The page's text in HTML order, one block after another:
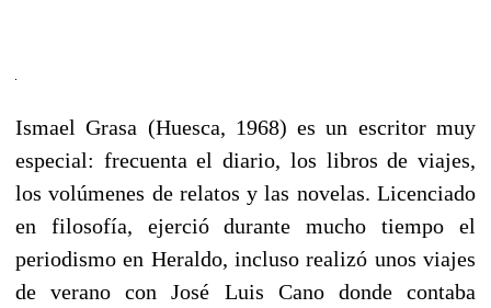
Ismael Grasa (Huesca, 1968) es un escritor muy
especial: frecuenta el diario, los libros de viajes,
los volúmenes de relatos y las novelas. Licenciado
en filosofía, ejerció durante mucho tiempo el
periodismo en Heraldo, incluso realizó unos viajes
de verano con José Luis Cano donde contaba